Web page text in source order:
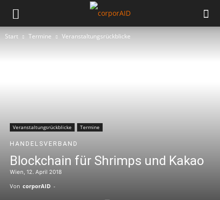
Start Termine Veranstaltungsrückblicke
Veranstaltungsrückblicke Termine
HANDELSVERBAND
Blockchain für Shrimps und Kakao
Wien, 12. April 2018
Von corporAID -